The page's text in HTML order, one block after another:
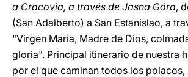
a Cracovia, a través de Jasna Góra,
(San Adalberto) a San Estanislao, a
"Virgen María, Madre de Dios,
gloria". Principal itinerario de nuestra
por el que caminan todos los polacos,